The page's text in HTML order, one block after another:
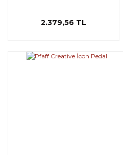
2.379,56 TL